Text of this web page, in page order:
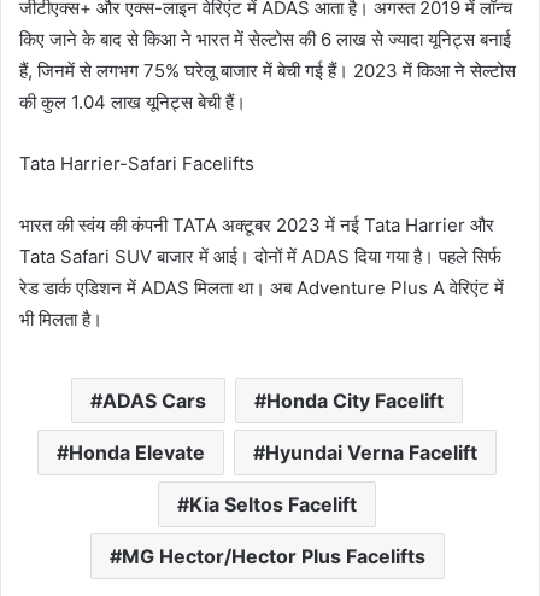
जीटीएक्स+ और एक्स-लाइन वेरिएंट में ADAS आता है। अगस्त 2019 में लॉन्च
किए जाने के बाद से किआ ने भारत में सेल्टोस की 6 लाख से ज्यादा यूनिट्स बनाई
हैं, जिनमें से लगभग 75% घरेलू बाजार में बेची गई हैं। 2023 में किआ ने सेल्टोस
की कुल 1.04 लाख यूनिट्स बेची हैं।
Tata Harrier-Safari Facelifts
भारत की स्वंय की कंपनी TATA अक्टूबर 2023 में नई Tata Harrier और
Tata Safari SUV बाजार में आई। दोनों में ADAS दिया गया है। पहले सिर्फ
रेड डार्क एडिशन में ADAS मिलता था। अब Adventure Plus A वेरिएंट में
भी मिलता है।
ADAS Cars Honda City Facelift
Honda Elevate Hyundai Verna Facelift
Kia Seltos Facelift
MG Hector/Hector Plus Facelifts